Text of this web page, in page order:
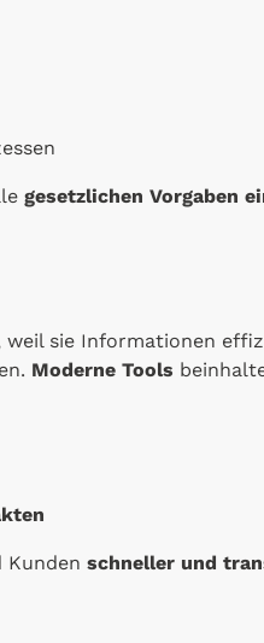
gesetzlichen Vorgaben
weil sie Informationen
Moderne Tools
Kunden schneller und